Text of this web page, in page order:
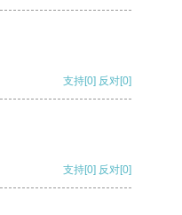
支持[0] 反对[0]
支持[0] 反对[0]